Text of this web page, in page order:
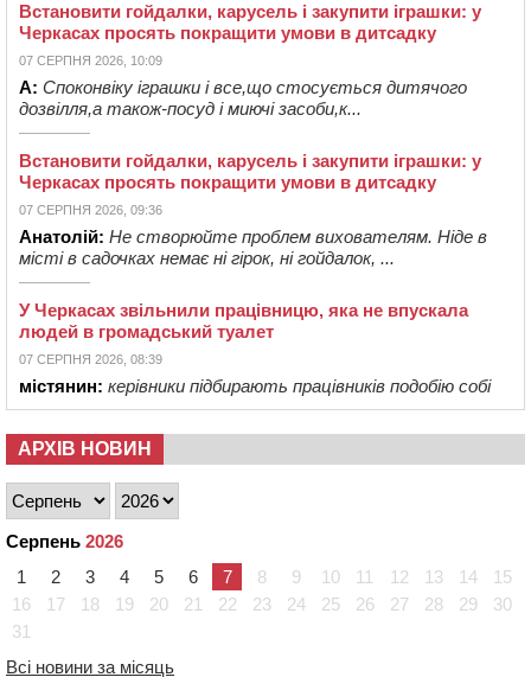
Встановити гойдалки, карусель і закупити іграшки: у
Черкасах просять покращити умови в дитсадку
07 СЕРПНЯ 2026, 10:09
А: Споконвіку іграшки і все,що стосується дитячого
дозвілля,а також-посуд і миючі засоби,к...
Встановити гойдалки, карусель і закупити іграшки: у
Черкасах просять покращити умови в дитсадку
07 СЕРПНЯ 2026, 09:36
Анатолій: Не створюйте проблем вихователям. Ніде в
місті в садочках немає ні гірок, ні гойдалок, ...
У Черкасах звільнили працівницю, яка не впускала
людей в громадський туалет
07 СЕРПНЯ 2026, 08:39
містянин: керівники підбирають працівників подобію собі
АРХІВ НОВИН
Серпень 2026
1
2 3 4 5 6 7 8 9 10 11 12 13 14
15
16
17 18 19 20 21 22 23 24 25 26 27 28 29
30
31
Всі новини за місяць